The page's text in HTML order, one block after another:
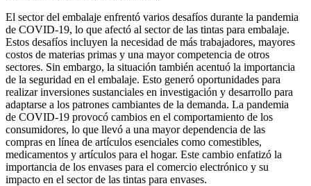
El sector del embalaje enfrentó varios desafíos durante la pandemia
de COVID-19, lo que afectó al sector de las tintas para embalaje.
Estos desafíos incluyen la necesidad de más trabajadores, mayores
costos de materias primas y una mayor competencia de otros
sectores. Sin embargo, la situación también acentuó la importancia
de la seguridad en el embalaje. Esto generó oportunidades para
realizar inversiones sustanciales en investigación y desarrollo para
adaptarse a los patrones cambiantes de la demanda. La pandemia
de COVID-19 provocó cambios en el comportamiento de los
consumidores, lo que llevó a una mayor dependencia de las
compras en línea de artículos esenciales como comestibles,
medicamentos y artículos para el hogar. Este cambio enfatizó la
importancia de los envases para el comercio electrónico y su
impacto en el sector de las tintas para envases.